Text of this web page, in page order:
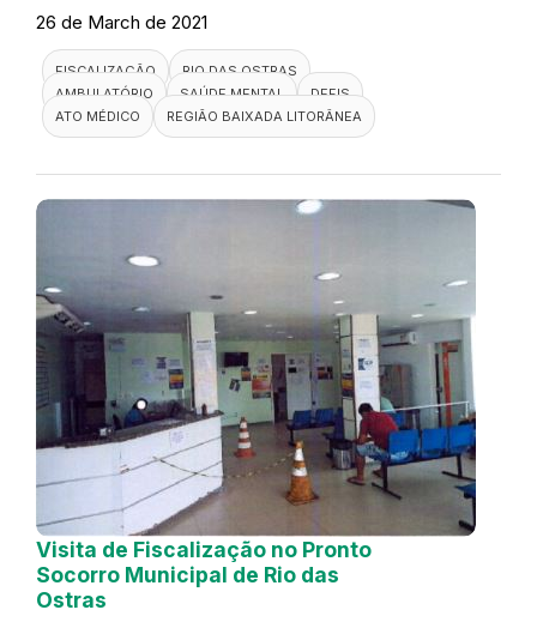
26 de March de 2021
FISCALIZAÇÃO
RIO DAS OSTRAS
AMBULATÓRIO
SAÚDE MENTAL
DEFIS
ATO MÉDICO
REGIÃO BAIXADA LITORÂNEA
Visita de Fiscalização no Pronto
Socorro Municipal de Rio das
Ostras